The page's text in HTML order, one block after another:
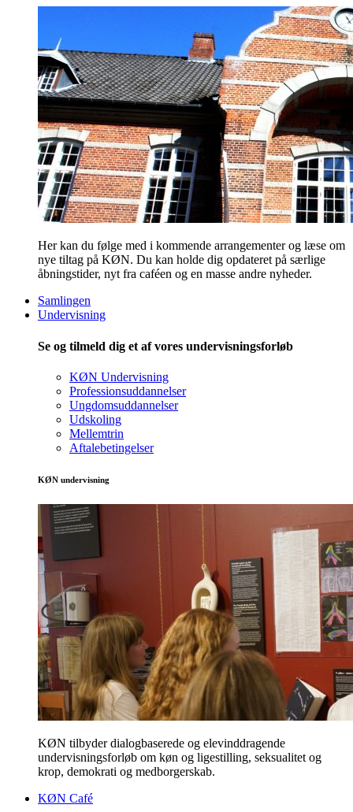
Her kan du følge med i kommende arrangementer og læse om
nye tiltag på KØN. Du kan holde dig opdateret på særlige
åbningstider, nyt fra caféen og en masse andre nyheder.
Samlingen
Undervisning
Se og tilmeld dig et af vores undervisningsforløb
KØN Undervisning
Professionsuddannelser
Ungdomsuddannelser
Udskoling
Mellemtrin
Aftalebetingelser
KØN undervisning
KØN tilbyder dialogbaserede og elevinddragende
undervisningsforløb om køn og ligestilling, seksualitet og
krop, demokrati og medborgerskab.
KØN Café